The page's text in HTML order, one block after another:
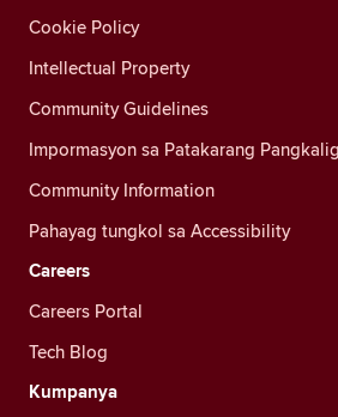
Cookie Policy
Intellectual Property
Community Guidelines
Impormasyon sa Patakarang
Community Information
Pahayag tungkol sa Accessibility
Careers
Careers Portal
Tech Blog
Kumpanya